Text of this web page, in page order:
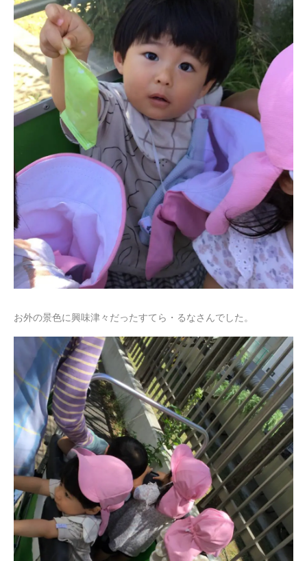
お外の景色に興味津々だったすてら・るなさんでした。